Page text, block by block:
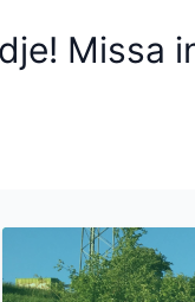
Missa